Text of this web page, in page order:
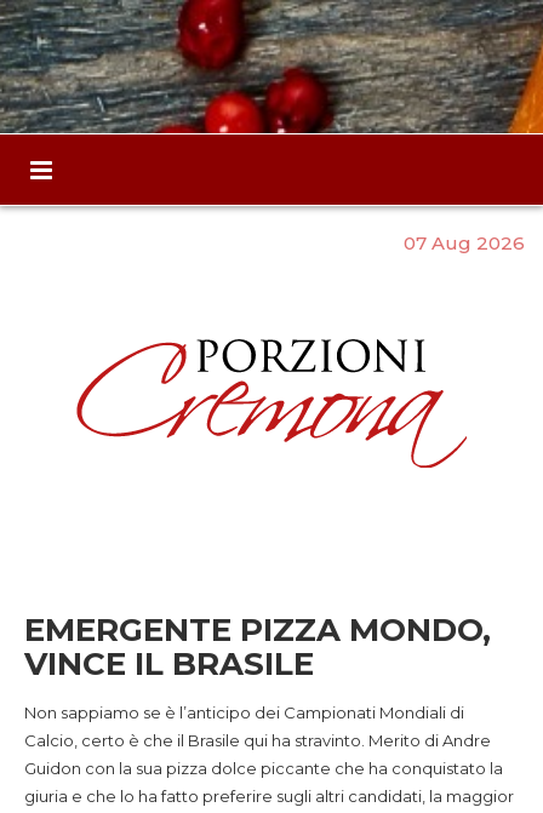
07 Aug 2026
EMERGENTE PIZZA MONDO,
VINCE IL BRASILE
Non sappiamo se è l’anticipo dei Campionati Mondiali di
Calcio, certo è che il Brasile qui ha stravinto. Merito di Andre
Guidon con la sua pizza dolce piccante che ha conquistato la
giuria e che lo ha fatto preferire sugli altri candidati, la maggior